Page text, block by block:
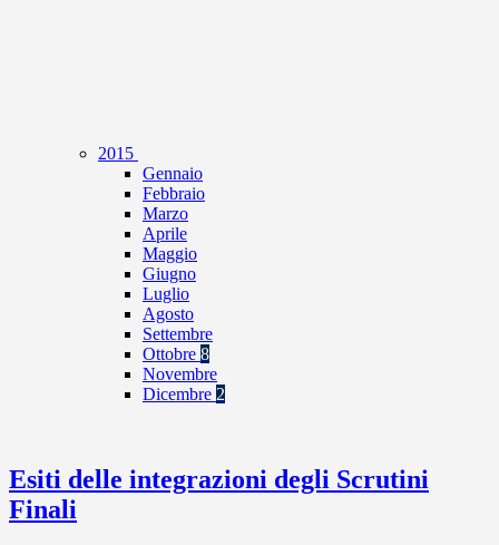
2015
Gennaio
Febbraio
Marzo
Aprile
Maggio
Giugno
Luglio
Agosto
Settembre
Ottobre 8
Novembre
Dicembre 2
Esiti delle integrazioni degli Scrutini
Finali